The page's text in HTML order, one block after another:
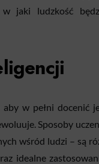
w jaki ludzkość
w pełni docenić
Sposoby
wśród ludzi – są
idealne